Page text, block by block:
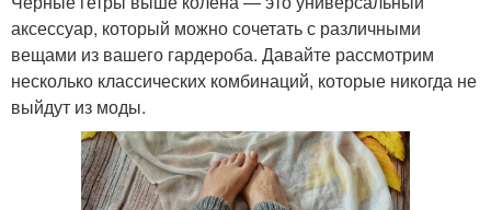
аксессуар, который можно сочетать с различными
вещами из вашего гардероба. Давайте рассмотрим
несколько классических комбинаций, которые никогда не
выйдут из моды.